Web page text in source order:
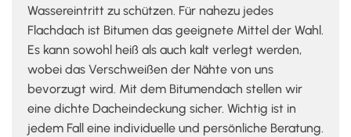
Wassereintritt zu schützen. Für nahezu jedes
Flachdach ist Bitumen das geeignete Mittel der Wahl.
Es kann sowohl heiß als auch kalt verlegt werden,
wobei das Verschweißen der Nähte von uns
bevorzugt wird. Mit dem Bitumendach stellen wir
eine dichte Dacheindeckung sicher. Wichtig ist in
jedem Fall eine individuelle und persönliche Beratung.